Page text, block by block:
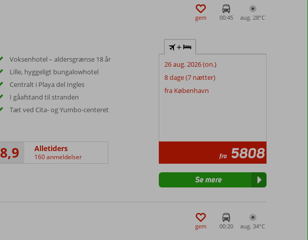
gem 00:45 aug. 28°C
Voksenhotel – aldersgrænse 18 år
Lille, hyggeligt bungalowhotel
Centralt i Playa del Ingles
I gåafstand til stranden
Tæt ved Cita- og Yumbo-centeret
8,9 Alletiders
160 anmeldelser
+
26 aug. 2026 (on.)
8 dage (7 nætter)
fra København
fra 5808
Se mere
gem 00:20 aug. 34°C